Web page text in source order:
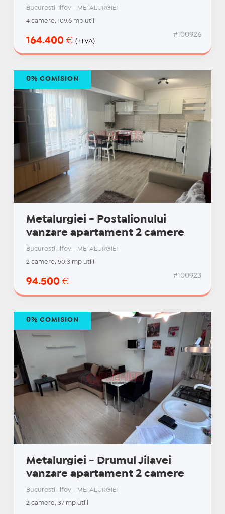
Bucuresti-Ilfov - METALURGIEI
4 camere, 109.6 mp utili
164.400 € (+TVA)
#100926
Metalurgiei - Postalionului
vanzare apartament 2 camere
Bucuresti-Ilfov - METALURGIEI
2 camere, 50.3 mp utili
94.500 €
#100923
0% COMISION
Metalurgiei - Drumul Jilavei
vanzare apartament 2 camere
Bucuresti-Ilfov - METALURGIEI
2 camere, 37 mp utili
0% COMISION